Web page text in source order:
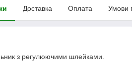
Доставка Оплата Умови
з регулюючими шлейками.